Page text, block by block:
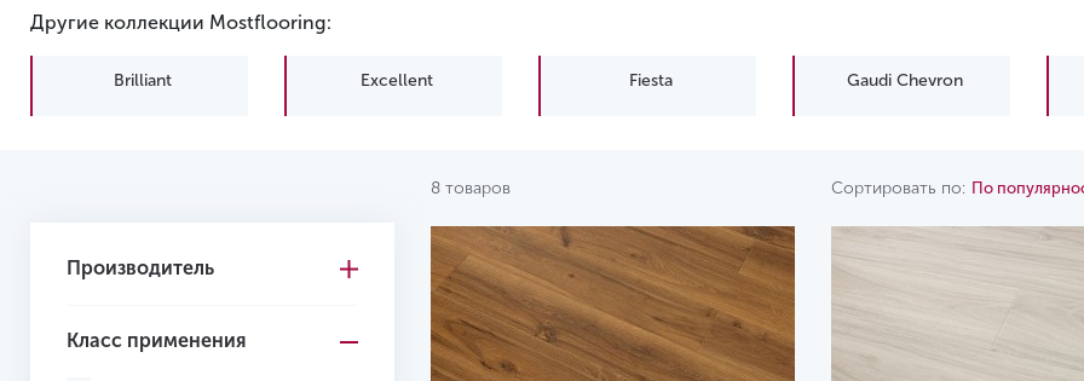
Другие коллекции Mostflooring:
Brilliant Excellent Fiesta Gaudi Chevron
8 товаров Сортировать по: По
Производитель
Класс применения